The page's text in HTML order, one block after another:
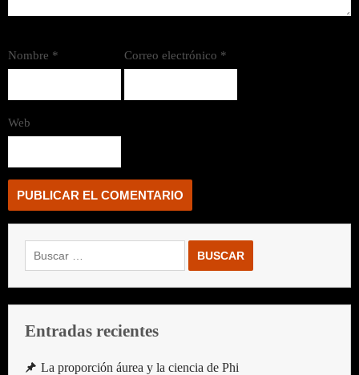
Nombre * Correo electrónico *
Web
Buscar:
Entradas recientes
La proporción áurea y la ciencia de Phi